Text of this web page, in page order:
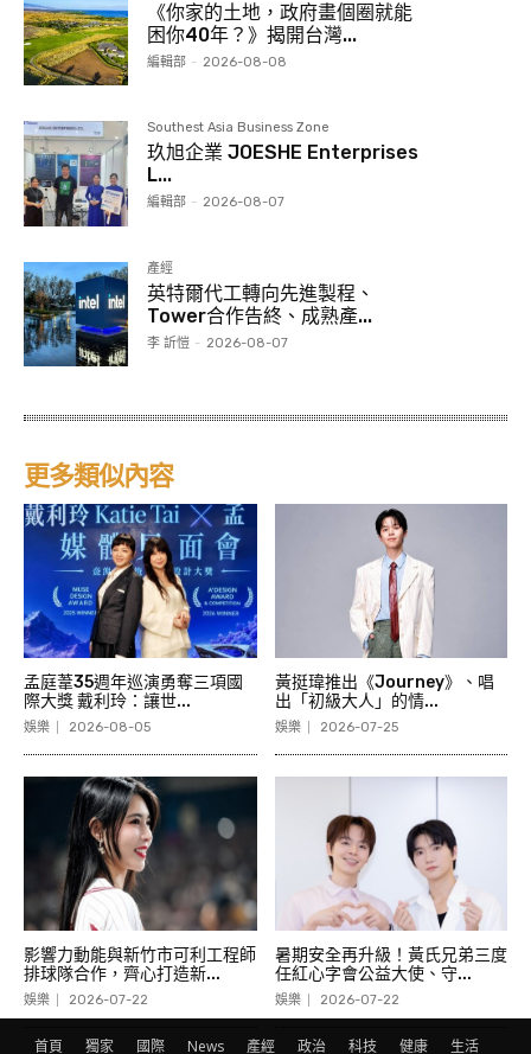
《你家的土地，政府畫個圈就能
困你40年？》揭開台灣...
編輯部 - 2026-08-08
Southest Asia Business Zone
玖旭企業 JOESHE Enterprises
L...
編輯部 - 2026-08-07
產經
英特爾代工轉向先進製程、
Tower合作告終、成熟產...
李 訢愷 - 2026-08-07
更多類似內容
孟庭葦35週年巡演勇奪三項國
際大獎 戴利玲：讓世...
娛樂 2026-08-05
黃挺瑋推出《Journey》、唱
出「初級大人」的情...
娛樂 2026-07-25
影響力動能與新竹市可利工程師
排球隊合作，齊心打造新...
娛樂 2026-07-22
暑期安全再升級！黃氏兄弟三度
任紅心字會公益大使、守...
娛樂 2026-07-22
首頁 獨家 國際 News 產經 政治 科技 健康 生活